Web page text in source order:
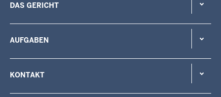
DAS GERICHT
AUFGABEN
KONTAKT